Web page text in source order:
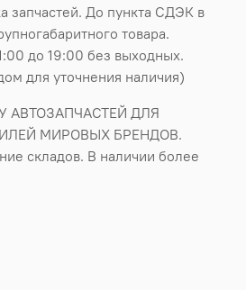
запчастей. До пункта СДЭК в
товара.
до 19:00 без выходных.
для уточнения наличия)
ДЛЯ
МИРОВЫХ БРЕНДОВ.
складов. В наличии более